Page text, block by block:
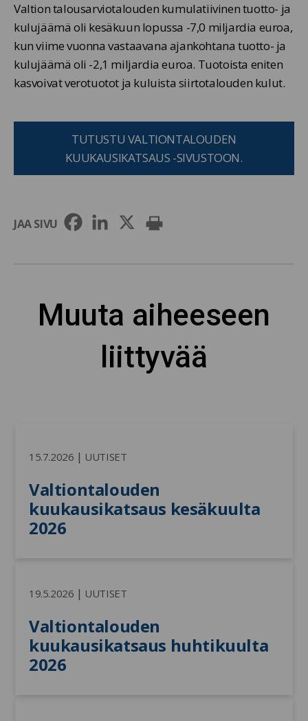
Valtion talousarviotalouden kumulatiivinen tuotto- ja
kulujäämä oli kesäkuun lopussa -7,0 miljardia euroa,
kun viime vuonna vastaavana ajankohtana tuotto- ja
kulujäämä oli -2,1 miljardia euroa. Tuotoista eniten
kasvoivat verotuotot ja kuluista siirtotalouden kulut.
TUTUSTU VALTIONTALOUDEN
KUUKAUSIKATSAUS -SIVUSTOON.
JAA SIVU
Muuta aiheeseen
liittyvää
15.7.2026 | UUTISET
Valtiontalouden
kuukausikatsaus kesäkuulta
2026
19.5.2026 | UUTISET
Valtiontalouden
kuukausikatsaus huhtikuulta
2026